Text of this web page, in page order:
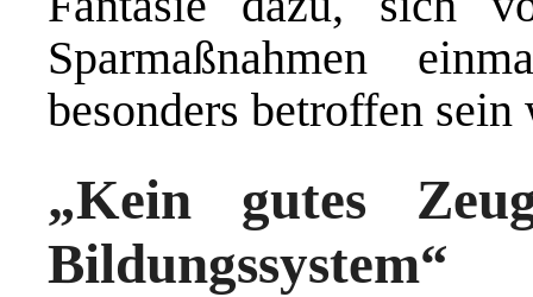
Sparmaßnahmen
besonders betroffen sein
„Kein gutes
Bildungssystem“